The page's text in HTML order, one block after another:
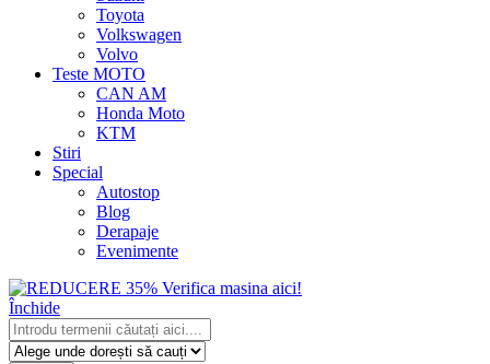
Toyota
Volkswagen
Volvo
Teste MOTO
CAN AM
Honda Moto
KTM
Stiri
Special
Autostop
Blog
Derapaje
Evenimente
Închide